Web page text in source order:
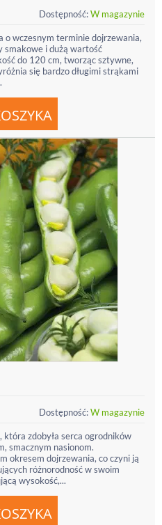
Dostępność:W magazynie
o wczesnym terminie dojrzewania,
smakowe i dużą wartość
do 120 cm, tworząc sztywne,
się bardzo długimi strąkami
Dostępność:W magazynie
zdobyła serca ogrodników
smacznym nasionom.
okresem dojrzewania, co czyni ją
różnorodność w swoim
wysokość,...